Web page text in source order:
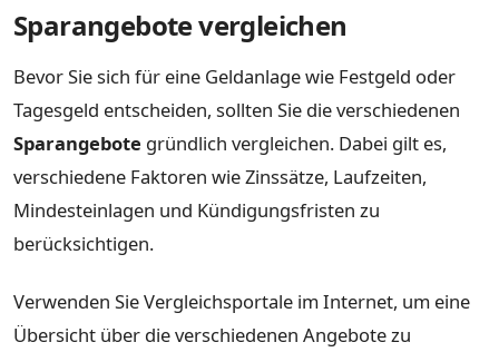
Sparangebote vergleichen
Bevor Sie sich für eine Geldanlage wie Festgeld oder
Tagesgeld entscheiden, sollten Sie die verschiedenen
Sparangebote gründlich vergleichen. Dabei gilt es,
verschiedene Faktoren wie Zinssätze, Laufzeiten,
Mindesteinlagen und Kündigungsfristen zu
berücksichtigen.
Verwenden Sie Vergleichsportale im Internet, um eine
Übersicht über die verschiedenen Angebote zu